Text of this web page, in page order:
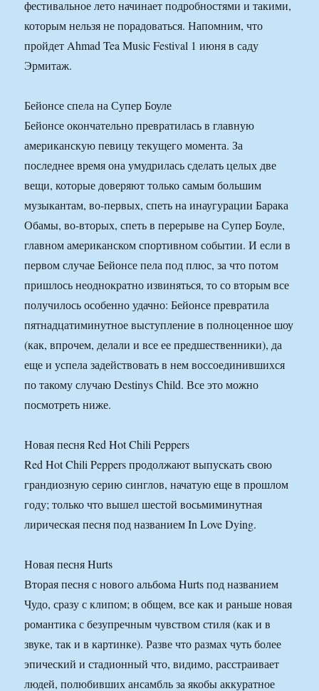
фестивальное лето начинает подробностями и такими,
которым нельзя не порадоваться. Напомним, что
пройдет Ahmad Tea Music Festival 1 июня в саду
Эрмитаж.
Бейонсе спела на Супер Боуле
Бейонсе окончательно превратилась в главную
американскую певицу текущего момента. За
последнее время она умудрилась сделать целых две
вещи, которые доверяют только самым большим
музыкантам, во-первых, спеть на инаугурации Барака
Обамы, во-вторых, спеть в перерыве на Супер Боуле,
главном американском спортивном событии. И если в
первом случае Бейонсе пела под плюс, за что потом
пришлось неоднократно извиняться, то со вторым все
получилось особенно удачно: Бейонсе превратила
пятнадцатиминутное выступление в полноценное шоу
(как, впрочем, делали и все ее предшественники), да
еще и успела задействовать в нем воссоединившихся
по такому случаю Destinys Child. Все это можно
посмотреть ниже.
Новая песня Red Hot Chili Peppers
Red Hot Chili Peppers продолжают выпускать свою
грандиозную серию синглов, начатую еще в прошлом
году; только что вышел шестой восьмиминутная
лирическая песня под названием In Love Dying.
Новая песня Hurts
Вторая песня с нового альбома Hurts под названием
Чудо, сразу с клипом; в общем, все как и раньше новая
романтика с безупречным чувством стиля (как и в
звуке, так и в картинке). Разве что размах чуть более
эпический и стадионный что, видимо, расстраивает
людей, полюбивших ансамбль за якобы аккуратное